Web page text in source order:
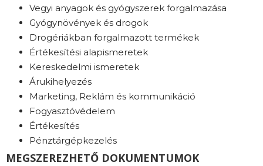
Vegyi anyagok és gyógyszerek forgalmazása
Gyógynövények és drogok
Drogériákban forgalmazott termékek
Értékesítési alapismeretek
Kereskedelmi ismeretek
Árukihelyezés
Marketing, Reklám és kommunikáció
Fogyasztóvédelem
Értékesítés
Pénztárgépkezelés
MEGSZEREZHETŐ DOKUMENTUMOK